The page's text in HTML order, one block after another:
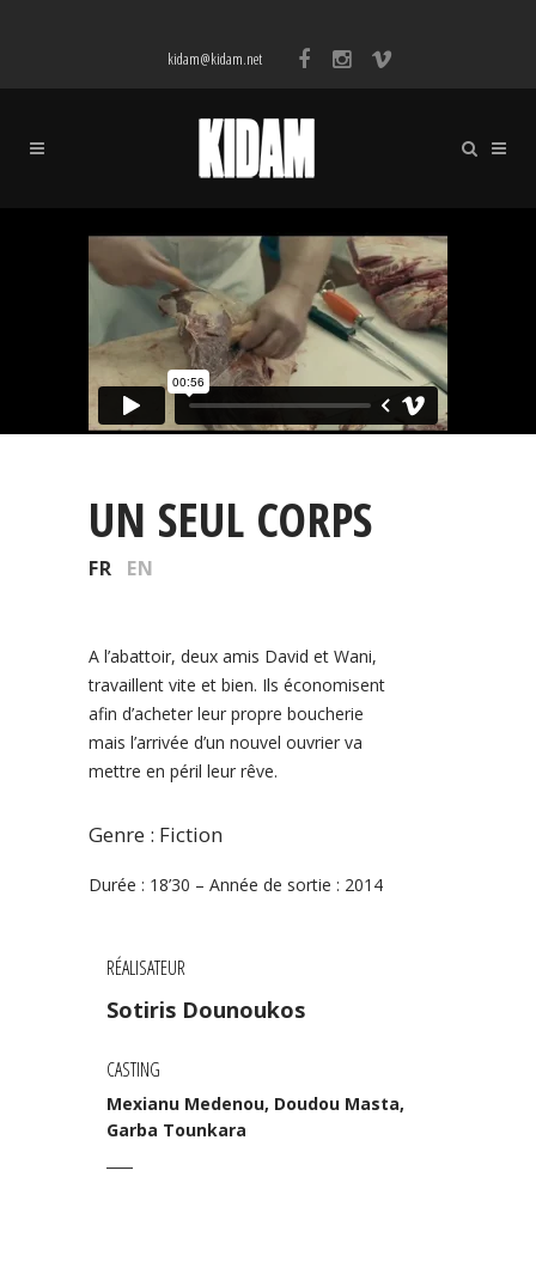
kidam@kidam.net
UN SEUL CORPS
FR EN
A l’abattoir, deux amis David et Wani,
travaillent vite et bien. Ils économisent
afin d’acheter leur propre boucherie
mais l’arrivée d’un nouvel ouvrier va
mettre en péril leur rêve.
Genre : Fiction
Durée : 18’30 – Année de sortie : 2014
RÉALISATEUR
Sotiris Dounoukos
CASTING
Mexianu Medenou, Doudou Masta,
Garba Tounkara